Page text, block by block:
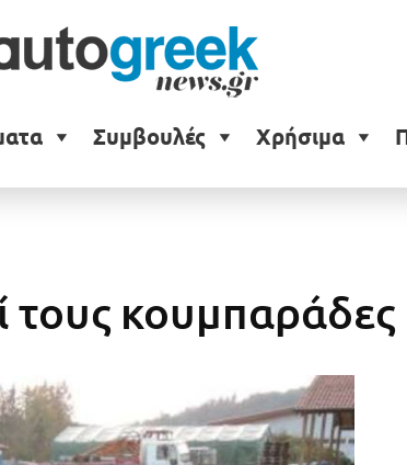
Συμβουλές Χρήσιμα
τους κουμπαράδες